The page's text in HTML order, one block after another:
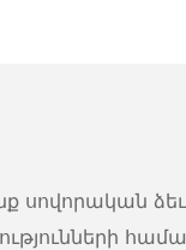
սովորական